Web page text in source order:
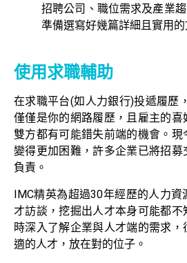
招聘公司、職位需求及產業
準備選寫好幾篇詳細且實用的
使用求職輔助
在求職平台(如人力銀行)投遞履歷
僅僅是你的網路履歷，且雇主的喜
雙方都有可能錯失前端的機會。
變得更加困難，許多企業已將招募
負責。
IMC精英為超過30年經歷的人力資
才訪談，挖掘出人才本身可能都不
時深入了解企業與人才端的需求
適的人才，放在對的位子。